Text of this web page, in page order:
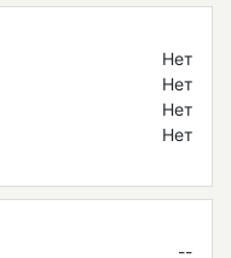
Нет
Нет
Нет
Нет
--